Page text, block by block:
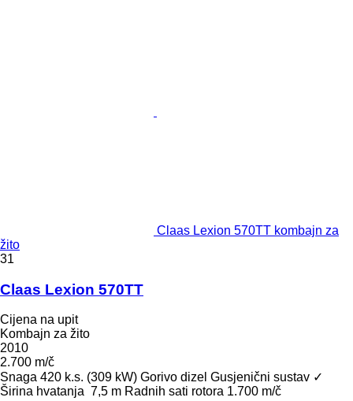
Claas Lexion 570TT kombajn za
žito
31
Claas Lexion 570TT
Cijena na upit
Kombajn za žito
2010
2.700 m/č
Snaga 420 k.s. (309 kW) Gorivo dizel Gusjenični sustav ✓
Širina hvatanja 7,5 m Radnih sati rotora 1.700 m/č